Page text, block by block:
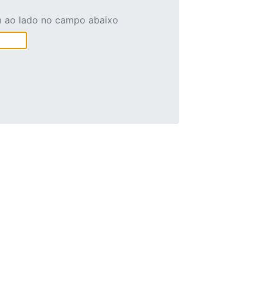
ao lado no campo abaixo